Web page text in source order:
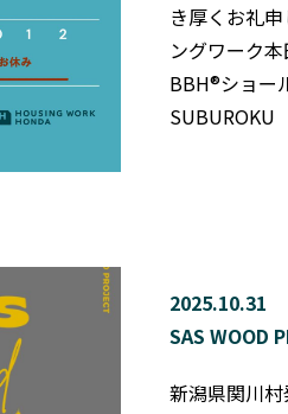
き厚くお礼
ングワーク本
BBH®ショー
2025.10.31
SAS WOOD
新潟県関川